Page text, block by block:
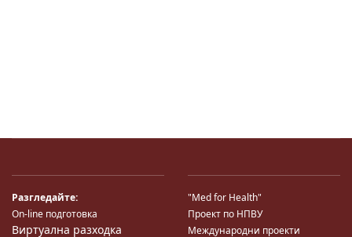
Разгледайте:
On-line подготовка
Виртуална разходка
"Med for Health"
Проект по НПВУ
Международни проекти